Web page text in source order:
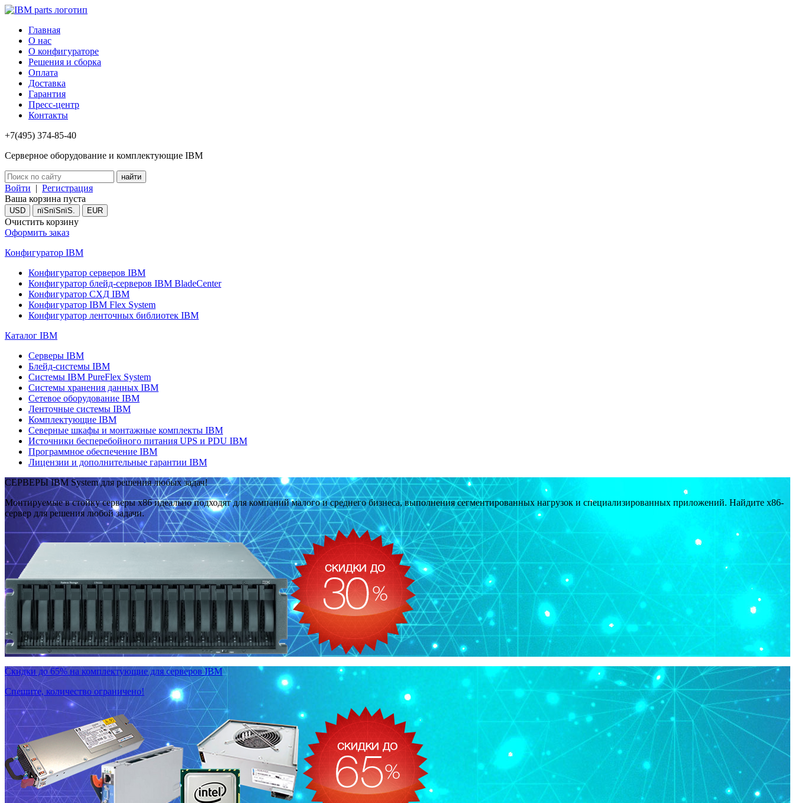
Главная
О нас
О конфигураторе
Решения и сборка
Оплата
Доставка
Гарантия
Пресс-центр
Контакты
+7(495) 374-85-40
Серверное оборудование и комплектующие IBM
Войти | Регистрация
Ваша корзина пуста
USD пїЅпїЅпїЅ. EUR
Очистить корзину
Оформить заказ
Конфигуратор IBM
Конфигуратор серверов IBM
Конфигуратор блейд-серверов IBM BladeCenter
Конфигуратор СХД IBM
Конфигуратор IBM Flex System
Конфигуратор ленточных библиотек IBM
Каталог IBM
Серверы IBM
Блейд-системы IBM
Системы IBM PureFlex System
Системы хранения данных IBM
Сетевое оборудование IBM
Ленточные системы IBM
Комплектующие IBM
Северные шкафы и монтажные комплекты IBM
Источники бесперебойного питания UPS и PDU IBM
Программное обеспечение IBM
Лицензии и дополнительные гарантии IBM
СЕРВЕРЫ IBM System для решения любых задач!
Монтируемые в стойку серверы x86 идеально подходят для компаний малого и среднего бизнеса, выполнения сегментированных нагрузок и специализированных приложений. Найдите x86-
сервер для решения любой задачи.
Скидки до 65% на комплектующие для серверов IBM
Спешите, количество ограничено!